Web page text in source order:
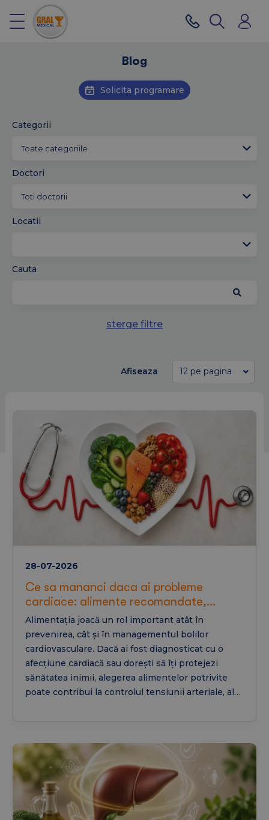
Blog
Solicita programare
Categorii
Doctori
Locatii
Cauta
sterge filtre
Afiseaza
28-07-2026
Ce sa mananci daca ai probleme
cardiace: alimente recomandate,
interzise in cardiopatie si retete de
regim pentru inima
Alimentația joacă un rol important atât în
prevenirea, cât și în managementul bolilor
cardiovasculare. Dacă ai fost diagnosticat cu o
afecțiune cardiacă sau dorești să îți protejezi
sănătatea inimii, alegerea alimentelor potrivite
poate contribui la controlul tensiunii arteriale, al
cum poate arăta un regim alimentar echilibrat
pentru susținerea sănătății inimii.